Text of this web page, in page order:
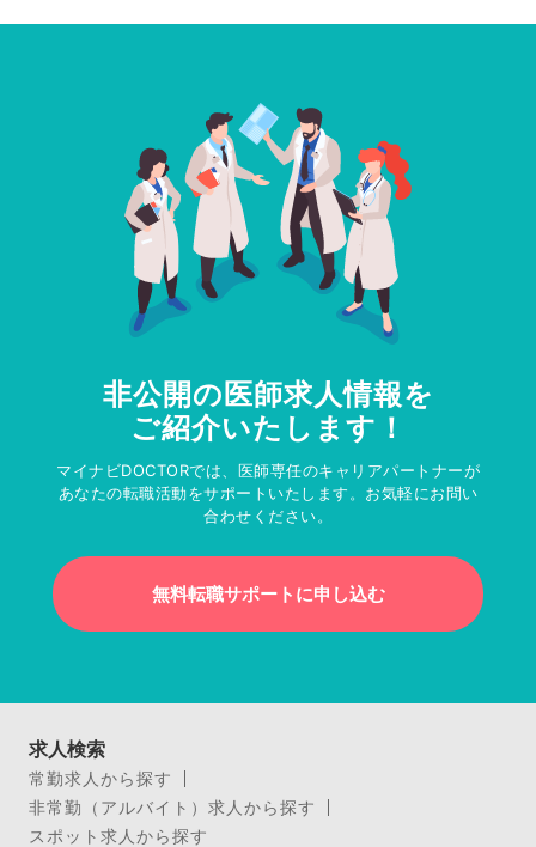
非公開の医師求人情報を
ご紹介いたします！
マイナビDOCTORでは、医師専任のキャリアパートナーが
あなたの転職活動をサポートいたします。お気軽にお問い
合わせください。
無料転職サポートに申し込む
求人検索
常勤求人から探す
非常勤（アルバイト）求人から探す
スポット求人から探す